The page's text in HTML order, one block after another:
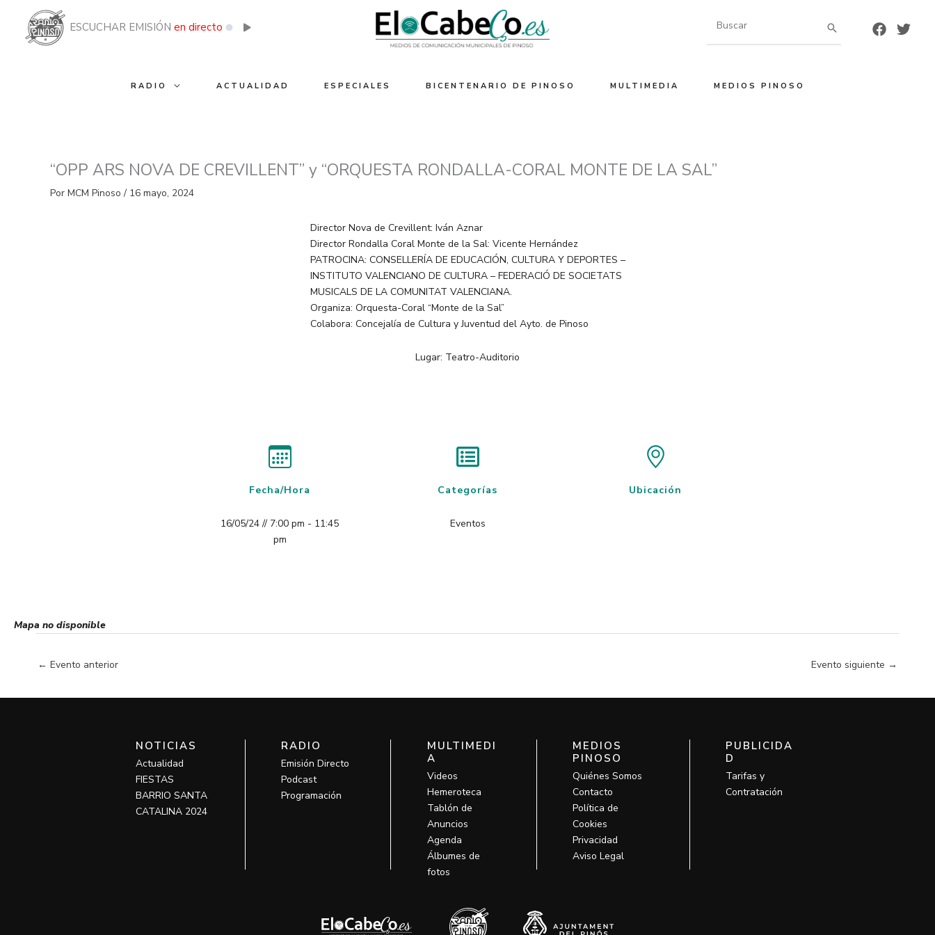
contenido
ESCUCHAR EMISIÓN en directo
por:
RADIO ACTUALIDAD ESPECIALES BICENTENARIO DE PINOSO MULTIMEDIA MEDIOS PINOSO
“OPP ARS NOVA DE CREVILLENT” y “ORQUESTA RONDALLA-CORAL MONTE DE LA SAL”
Por MCM Pinoso / 16 mayo, 2024
Director Nova de Crevillent: Iván Aznar
Director Rondalla Coral Monte de la Sal: Vicente Hernández
PATROCINA: CONSELLERÍA DE EDUCACIÓN, CULTURA Y DEPORTES –
INSTITUTO VALENCIANO DE CULTURA – FEDERACIÓ DE SOCIETATS
MUSICALS DE LA COMUNITAT VALENCIANA.
Organiza: Orquesta-Coral “Monte de la Sal”
Colabora: Concejalía de Cultura y Juventud del Ayto. de Pinoso
Lugar: Teatro-Auditorio
Fecha/Hora
16/05/24 // 7:00 pm - 11:45
pm
Categorías
Eventos
Ubicación
Mapa no disponible
← Evento anterior Evento siguiente →
NOTICIAS
Actualidad
FIESTAS
BARRIO SANTA
CATALINA 2024
RADIO
Emisión Directo
Podcast
Programación
MULTIMEDI
A
Videos
Hemeroteca
Tablón de
Anuncios
Agenda
Álbumes de
fotos
MEDIOS
PINOSO
Quiénes Somos
Contacto
Política de
Cookies
Privacidad
Aviso Legal
PUBLICIDA
D
Tarifas y
Contratación